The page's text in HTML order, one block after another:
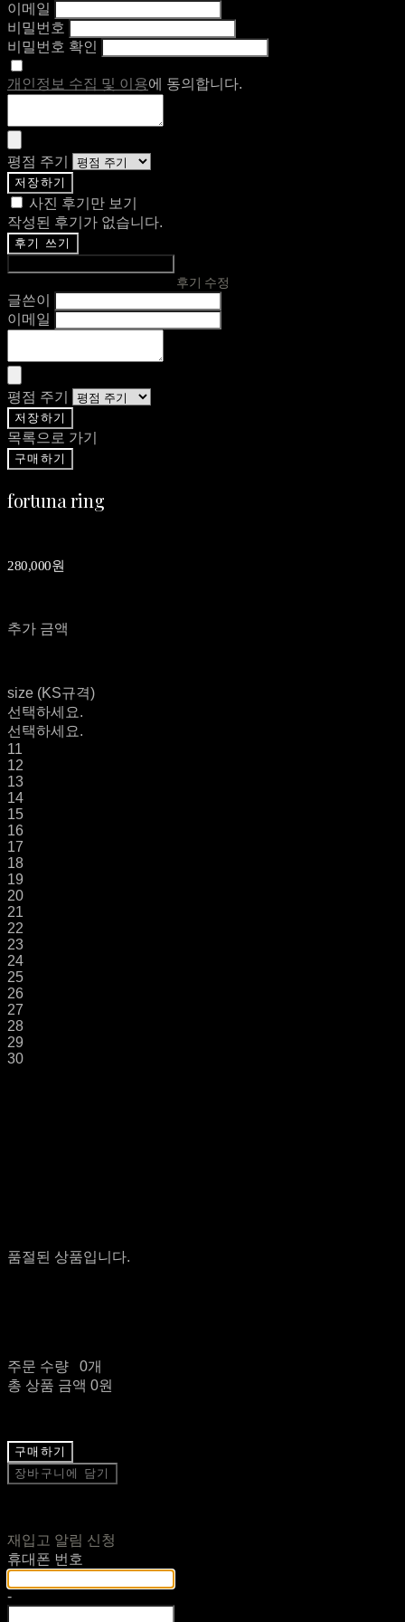
이메일
비밀번호
비밀번호 확인
개인정보 수집 및 이용에 동의합니다.
평점 주기
저장하기
사진 후기만 보기
작성된 후기가 없습니다.
후기 쓰기
후기 수정
글쓴이
이메일
평점 주기
저장하기
목록으로 가기
구매하기
fortuna ring
280,000원
추가 금액
size (KS규격)
선택하세요.
선택하세요.
11
12
13
14
15
16
17
18
19
20
21
22
23
24
25
26
27
28
29
30
품절된 상품입니다.
주문 수량
0개
총 상품 금액 0원
구매하기
장바구니에 담기
재입고 알림 신청
휴대폰 번호
-